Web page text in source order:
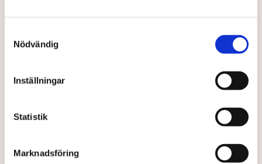
Nödvändig
Inställningar
Statistik
Marknadsföring
avvisa dem: ”Upptrappning
på helt ny nivå”